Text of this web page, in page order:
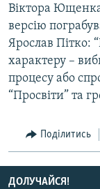
Усі сайти RFE/
Віктора Ющенка
версію
Ярослав Пітко:
характеру –
процесу або
“Просвіти” та
Поділитись
ДОЛУЧАЙСЯ!